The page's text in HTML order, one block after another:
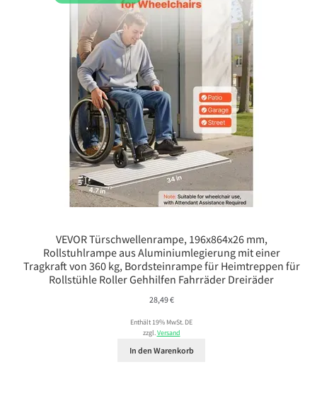
VEVOR Türschwellenrampe, 196x864x26 mm,
Rollstuhlrampe aus Aluminiumlegierung mit einer
Tragkraft von 360 kg, Bordsteinrampe für Heimtreppen für
Rollstühle Roller Gehhilfen Fahrräder Dreiräder
28,49€
Enthält 19% MwSt. DE
zzgl.Versand
In den Warenkorb